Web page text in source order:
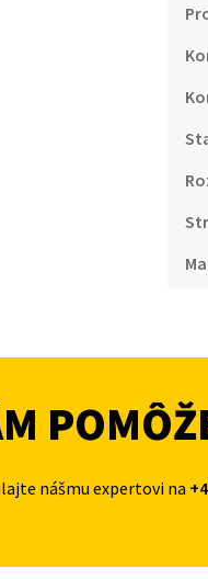
nášmu expertovi na